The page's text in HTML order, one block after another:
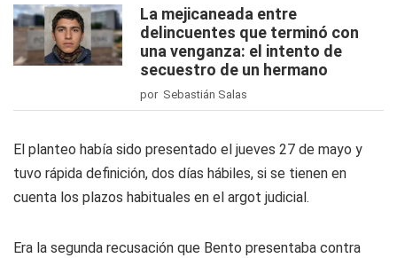
La mejicaneada entre
delincuentes que terminó con
una venganza: el intento de
secuestro de un hermano
por Sebastián Salas
El planteo había sido presentado el jueves 27 de mayo y
tuvo rápida definición, dos días hábiles, si se tienen en
cuenta los plazos habituales en el argot judicial.
Era la segunda recusación que Bento presentaba contra